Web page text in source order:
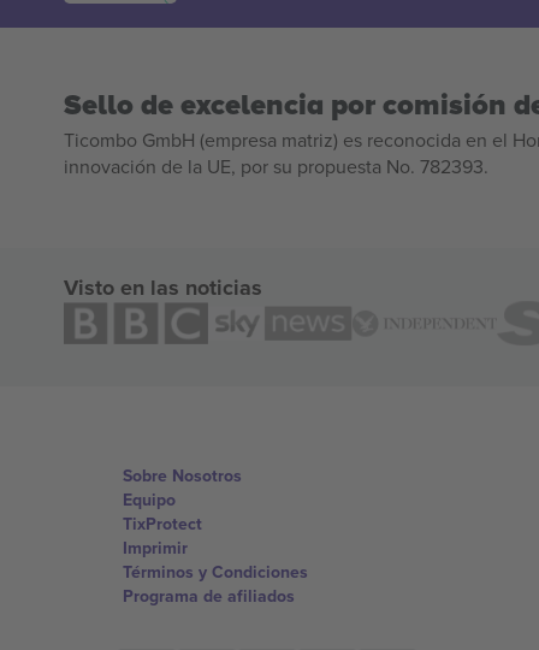
Sello de excelencia por comisión
Ticombo GmbH (empresa matriz) es reconocida en el
innovación de la UE, por su propuesta No. 782393.
Visto en las noticias
Sobre Nosotros
Equipo
TixProtect
Imprimir
Términos y Condiciones
Programa de afiliados